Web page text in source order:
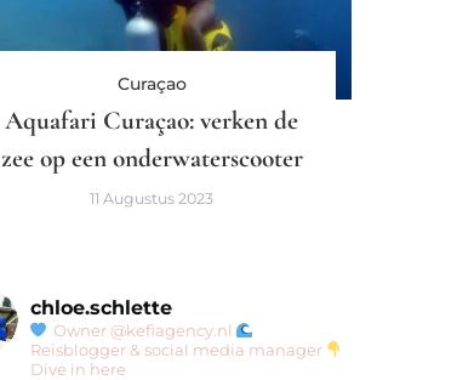
Curaçao
Aquafari Curaçao: verken de
zee op een onderwaterscooter
11 Augustus 2023
chloe.schlette
Owner @kefiagency.nl
Reisblogger & social media manager
Dive in here